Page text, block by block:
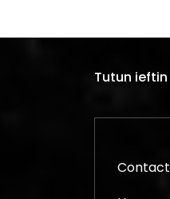
Tutun ieftin
Contact